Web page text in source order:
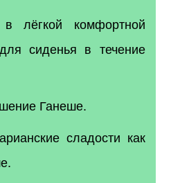
лёгкой комфортной
сиденья в течение
Ганеше.
сладости как